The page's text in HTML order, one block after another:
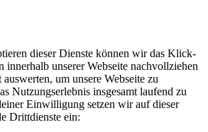
dieser Dienste können wir das Klick-
innerhalb unserer Webseite nachvollziehen
um unsere Webseite zu
Nutzungserlebnis insgesamt laufend zu
Einwilligung setzen wir auf dieser
Drittdienste ein: